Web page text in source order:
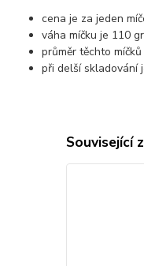
cena je za jeden
váha míčku je 110
průměr těchto
při delší skladování
Související